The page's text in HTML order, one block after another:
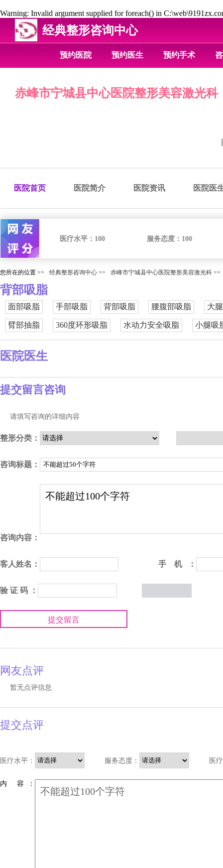
Warning: Invalid argument supplied for foreach() in
经典整形咨询中心
预约医院 预约医生 预约手术
赤峰市宁城县中心医院整形美容激光科
医院首页 医院简介 医院资讯 医院医
医疗水平： 100 服务态度： 100
您所在的位置 >> 经典整形咨询中心 >> 赤峰市宁城县中心医院整形美容激光科 >>
背部吸脂
面部吸脂 手部吸脂 背部吸脂 腰腹部吸脂 大
臂部抽脂 360度环形吸脂 水动力安全吸脂 小腿吸
医院医生
提交留言咨询
请填写咨询的详细内容
整形分类：
咨询标题：
咨询内容：
客人姓名： 手 机 ：
验 证 码 ：
提交留言
网友点评
暂无点评信息
提交点评
医疗水平： 服务态度： 医
内 容 ：